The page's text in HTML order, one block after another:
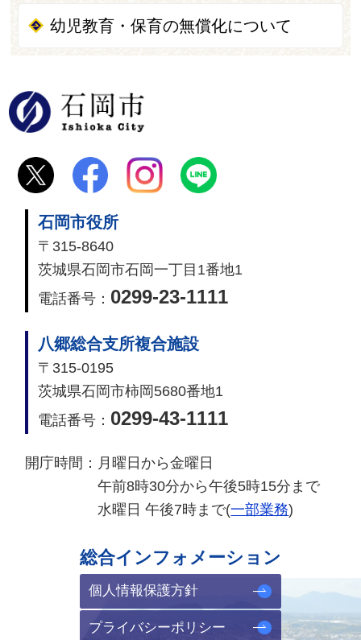
幼児教育・保育の無償化について
石岡市役所
〒315-8640
茨城県石岡市石岡一丁目1番地1
電話番号： 0299-23-1111
八郷総合支所複合施設
〒315-0195
茨城県石岡市柿岡5680番地1
電話番号： 0299-43-1111
開庁時間： 月曜日から金曜日
午前8時30分から午後5時15分まで
水曜日 午後7時まで(一部業務)
総合インフォメーション
個人情報保護方針
プライバシーポリシー